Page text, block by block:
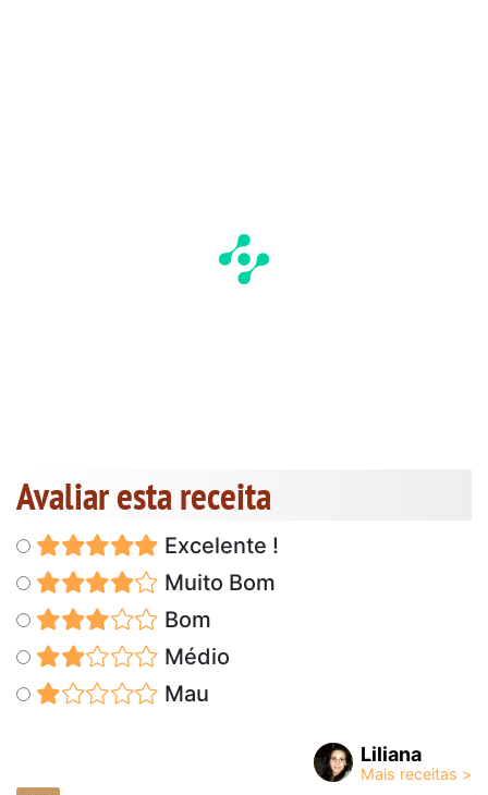
Avaliar esta receita
Excelente !
Muito Bom
Bom
Médio
Mau
Liliana